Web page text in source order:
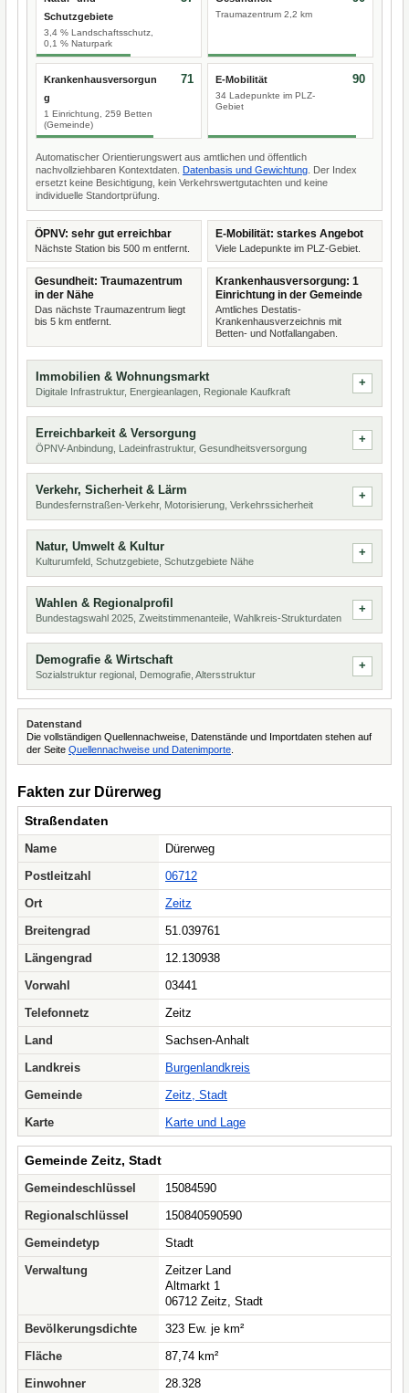
Schutzgebiete
3,4 % Landschaftsschutz,
0,1 % Naturpark
Traumazentrum 2,2 km
Krankenhausversorgun
g
1 Einrichtung, 259 Betten
(Gemeinde)
71 E-Mobilität
34 Ladepunkte im PLZ-
Gebiet
90
Automatischer Orientierungswert aus amtlichen und öffentlich
nachvollziehbaren Kontextdaten. Datenbasis und Gewichtung . Der Index
ersetzt keine Besichtigung, kein Verkehrswertgutachten und keine
individuelle Standortprüfung.
ÖPNV: sehr gut erreichbar
Nächste Station bis 500 m entfernt.
E-Mobilität: starkes Angebot
Viele Ladepunkte im PLZ-Gebiet.
Gesundheit: Traumazentrum
in der Nähe
Das nächste Traumazentrum liegt
bis 5 km entfernt.
Krankenhausversorgung: 1
Einrichtung in der Gemeinde
Amtliches Destatis-
Krankenhausverzeichnis mit
Betten- und Notfallangaben.
Immobilien & Wohnungsmarkt
Digitale Infrastruktur, Energieanlagen, Regionale Kaufkraft
Erreichbarkeit & Versorgung
ÖPNV-Anbindung, Ladeinfrastruktur, Gesundheitsversorgung
Verkehr, Sicherheit & Lärm
Bundesfernstraßen-Verkehr, Motorisierung, Verkehrssicherheit
Natur, Umwelt & Kultur
Kulturumfeld, Schutzgebiete, Schutzgebiete Nähe
Wahlen & Regionalprofil
Bundestagswahl 2025, Zweitstimmenanteile, Wahlkreis-Strukturdaten
Demografie & Wirtschaft
Sozialstruktur regional, Demografie, Altersstruktur
Datenstand
Die vollständigen Quellennachweise, Datenstände und Importdaten stehen auf
der Seite Quellennachweise und Datenimporte
Fakten zur Dürerweg
Straßendaten
Name
Dürerweg
Postleitzahl
06712
Ort
Zeitz
Breitengrad
51.039761
Längengrad
12.130938
Vorwahl
03441
Telefonnetz
Zeitz
Land
Sachsen-Anhalt
Landkreis
Burgenlandkreis
Gemeinde
Zeitz, Stadt
Karte
Karte und Lage
Gemeinde Zeitz, Stadt
Gemeindeschlüssel
15084590
Regionalschlüssel
150840590590
Gemeindetyp
Stadt
Verwaltung
Zeitzer Land
Altmarkt 1
06712 Zeitz, Stadt
Bevölkerungsdichte
323 Ew. je km²
Fläche
87,74 km²
Einwohner
28.328